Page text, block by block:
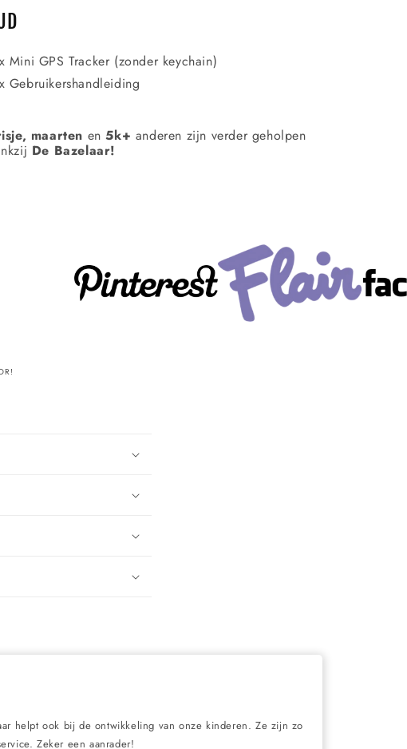
Mini GPS Tracker (zonder keychain)
Gebruikershandleiding
maarten en5k+ anderen zijn verder geholpen
De Bazelaar!
helpt ook bij de ontwikkeling van onze kinderen. Ze zijn zo
Zeker een aanrader!